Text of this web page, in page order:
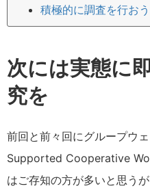
積極的に調査を行おう
次には実態に
究を
前回と前々回にグループウ
Supported Cooperative
はご存知の方が多いと思う